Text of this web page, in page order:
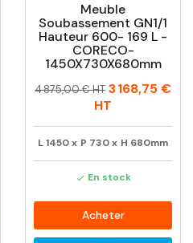
Meuble
Soubassement GN1/1
Hauteur 600- 169 L -
CORECO-
1450X730X680mm
Prix
Prix
4 875,00 € HT 3 168,75 €
HT
L1450x P 730x H 680mm
 En stock
Acheter